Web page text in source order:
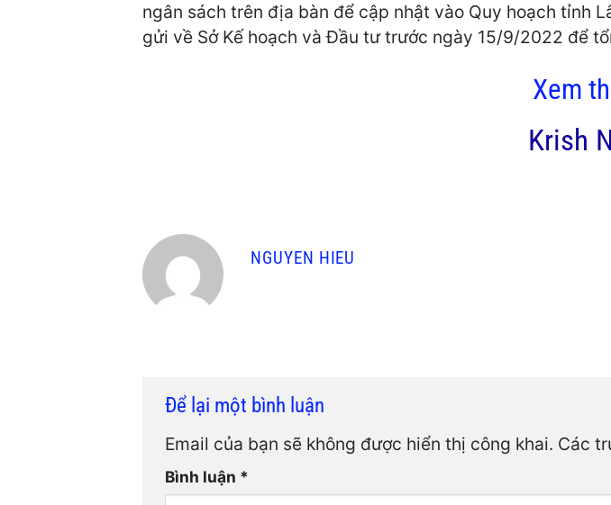
ngân sách trên địa bàn để cập nhật vào Quy hoạch tỉnh
gửi về Sở Kế hoạch và Đầu tư trước ngày 15/9/2022 để
Xem
Krish
NGUYEN HIEU
Để lại một bình luận
Email của bạn sẽ không được hiển thị công khai. Các
Bình luận *